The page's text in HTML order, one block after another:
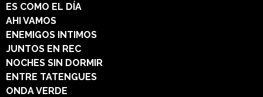
ES COMO EL DÍA
AHI VAMOS
ENEMIGOS INTIMOS
JUNTOS EN REC
NOCHES SIN DORMIR
ENTRE TATENGUES
ONDA VERDE